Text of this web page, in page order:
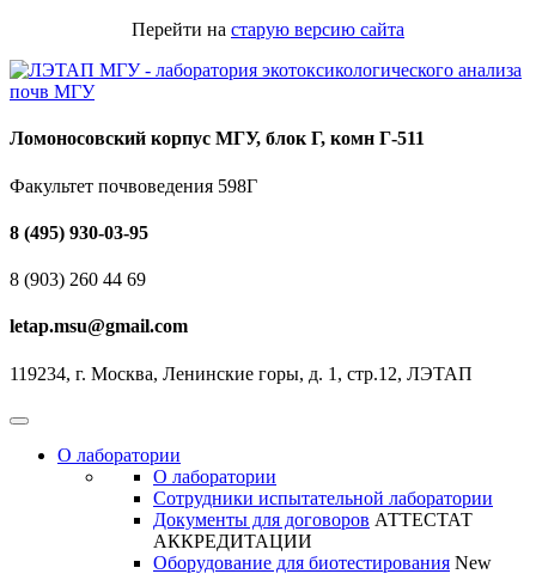
Перейти на старую версию сайта
Ломоносовский корпус МГУ, блок Г, комн Г-511
Факультет почвоведения 598Г
8 (495) 930-03-95
8 (903) 260 44 69
letap.msu@gmail.com
119234, г. Москва, Ленинские горы, д. 1, стр.12, ЛЭТАП
О лаборатории
О лаборатории
Сотрудники испытательной лаборатории
Документы для договоров АТТЕСТАТ
АККРЕДИТАЦИИ
Оборудование для биотестирования New